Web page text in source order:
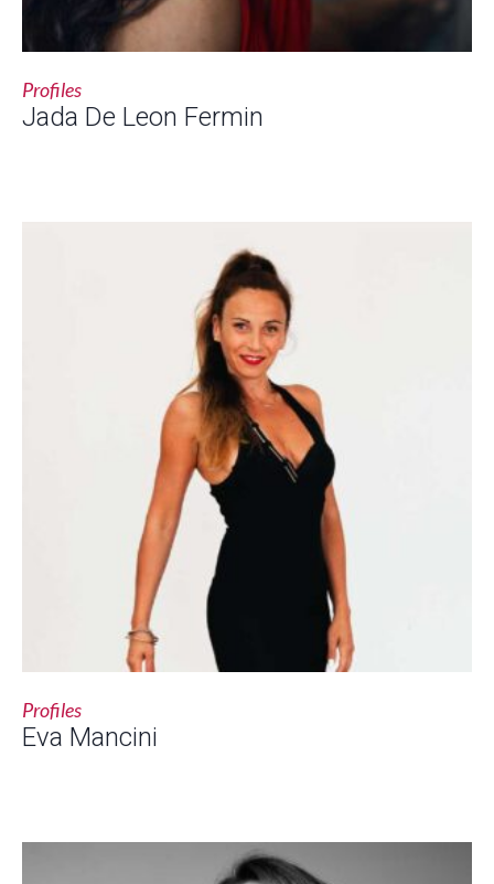
Profiles
Jada De Leon Fermin
Profiles
Eva Mancini